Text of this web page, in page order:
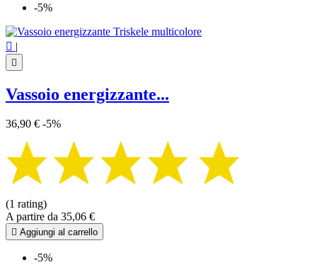
-5%
 |

Vassoio energizzante...
36,90 € -5%
(1 rating)
A partire da 35,06 €
 Aggiungi al carrello
-5%